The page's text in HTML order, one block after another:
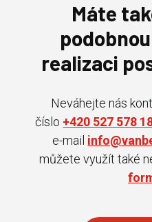
Máte
realizaci
Neváhejte nás
číslo +420 527 578
e-mail
můžete využít také